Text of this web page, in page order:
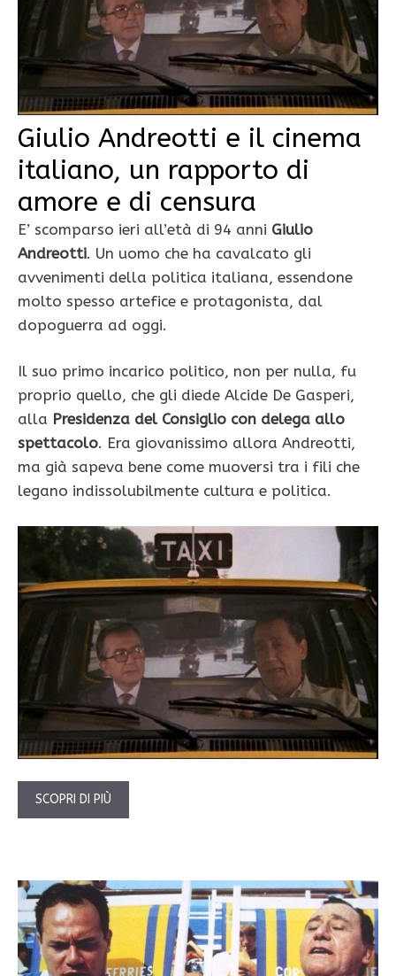
Giulio Andreotti e il cinema
italiano, un rapporto di
amore e di censura
E’ scomparso ieri all’età di 94 anni Giulio
Andreotti. Un uomo che ha cavalcato gli
avvenimenti della politica italiana, essendone
molto spesso artefice e protagonista, dal
dopoguerra ad oggi.
Il suo primo incarico politico, non per nulla, fu
proprio quello, che gli diede Alcide De Gasperi,
alla Presidenza del Consiglio con delega allo
spettacolo. Era giovanissimo allora Andreotti,
ma già sapeva bene come muoversi tra i fili che
legano indissolubilmente cultura e politica.
SCOPRI DI PIÙ